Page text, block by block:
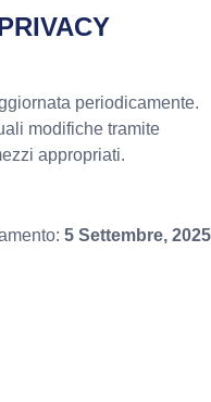
periodicamente.
modifiche tramite
appropriati.
5 Settembre, 2025